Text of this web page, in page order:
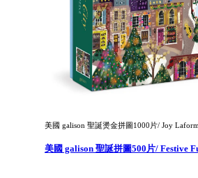
美國 galison 聖誕燙金拼圖1000片/ Joy
美國 galison 聖誕拼圖500片/ Festive